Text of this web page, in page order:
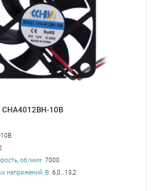
10B
об/мин: 7000
напряжений, В: 6,0…13,2